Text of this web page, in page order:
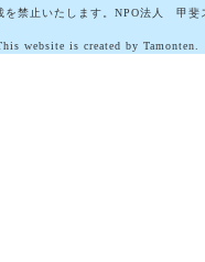
を禁止いたします。NPO法人 甲斐
website is created by Tamonten.